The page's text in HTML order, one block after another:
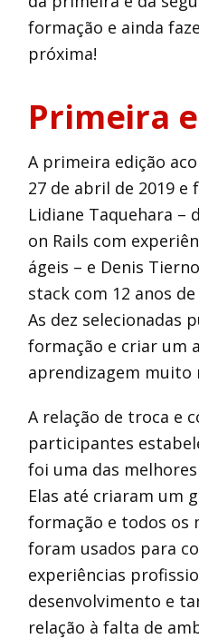
formação e ainda
próxima!
Primeira
A primeira edição
27 de abril de 2019
Lidiane Taquehara –
on Rails com
ágeis – e Denis
stack com 12 anos
As dez selecionadas
formação e criar um
aprendizagem muito
A relação de troca e
participantes
foi uma das
Elas até criaram um
formação e todos os
foram usados para
experiências
desenvolvimento e
relação à falta de